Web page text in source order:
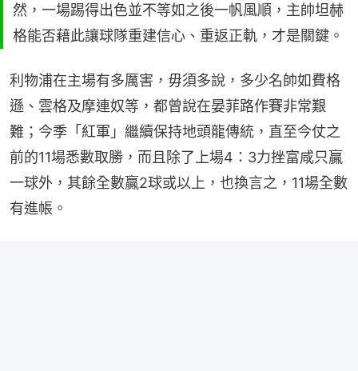
然，一場踢得出色並不等如之後一帆風順，主帥坦赫
格能否藉此讓球隊重建信心、重返正軌，才是關鍵。
利物浦在主場有多厲害，毋須多說，多少名帥如費格
遜、雲格及摩連奴等，都曾說在晏菲路作賽非常艱
難；今季「紅軍」繼續保持地頭龍傳統，直至今仗之
前的11場悉數取勝，而且除了上場4：3力挫富咸只贏
一球外，其餘全數贏2球或以上，也換言之，11場全數
有進帳。